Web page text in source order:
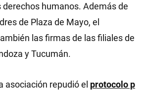
derechos humanos. Además de
de Plaza de Mayo, el
las firmas de las filiales de
y Tucumán.
asociación repudió el protocolo p